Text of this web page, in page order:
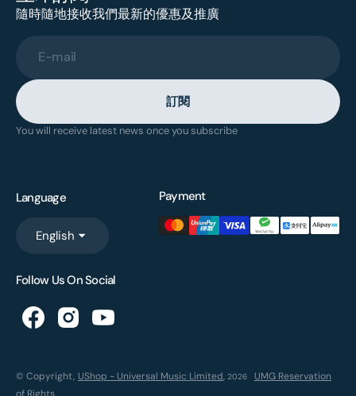
隨時隨地接收我們最新的優惠及推廣
E-mail
訂閱
You will receive latest news once you subscribe
Language
English
Payment
Follow Us On Social
© Copyright, UShop - Universal Music Limited, 2026
UMG Reservation